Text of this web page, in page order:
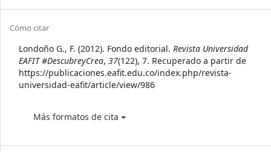
Article
Details
Cómo citar
Londoño G., F. (2012). Fondo editorial. Revista Universidad
EAFIT #DescubreyCrea, 37(122), 7. Recuperado a partir de
https://publicaciones.eafit.edu.co/index.php/revista-
universidad-eafit/article/view/986
Más formatos de cita